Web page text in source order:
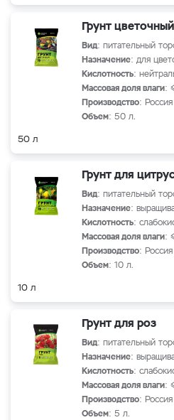
Грунт цветочный
Вид: питательный
Назначение: для
Кислотность:
Массовая доля влаги:
Производство: Россия
Объем: 50 л.
50 л
Грунт для
Вид: питательный
Назначение:
Кислотность:
Массовая доля влаги:
Производство: Россия
Объем: 10 л.
10 л
Грунт для роз
Вид: питательный
Назначение:
Кислотность:
Массовая доля влаги:
Производство: Россия
Объем: 5 л.